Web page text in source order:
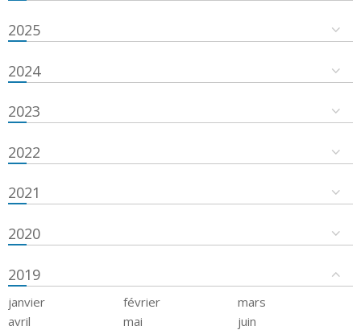
2025
2024
2023
2022
2021
2020
2019
janvier février
mars
avril
mai
juin